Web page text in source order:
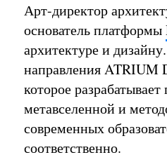
Арт-директор
основатель платформы
архитектуре и
направления
которое
метавселенной и
современных
соответственно.